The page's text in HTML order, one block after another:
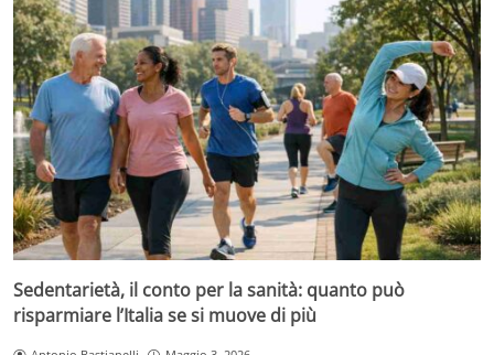
Sedentarietà, il conto per la sanità: quanto può
risparmiare l’Italia se si muove di più